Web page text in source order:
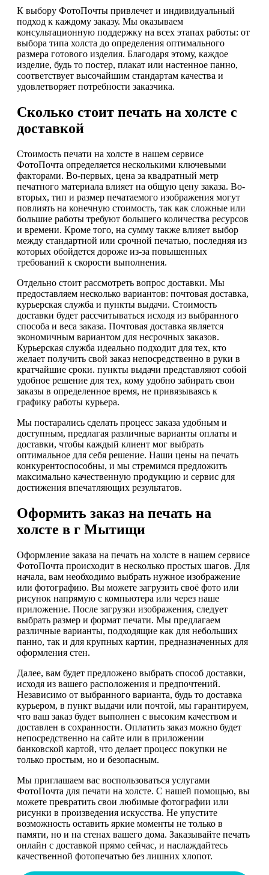
К выбору ФотоПочты привлечет и индивидуальный
подход к каждому заказу. Мы оказываем
консультационную поддержку на всех этапах работы: от
выбора типа холста до определения оптимального
размера готового изделия. Благодаря этому, каждое
изделие, будь то постер, плакат или настенное панно,
соответствует высочайшим стандартам качества и
удовлетворяет потребности заказчика.
Сколько стоит печать на холсте с
доставкой
Стоимость печати на холсте в нашем сервисе
ФотоПочта определяется несколькими ключевыми
факторами. Во-первых, цена за квадратный метр
печатного материала влияет на общую цену заказа. Во-
вторых, тип и размер печатаемого изображения могут
повлиять на конечную стоимость, так как сложные или
большие работы требуют большего количества ресурсов
и времени. Кроме того, на сумму также влияет выбор
между стандартной или срочной печатью, последняя из
которых обойдется дороже из-за повышенных
требований к скорости выполнения.
Отдельно стоит рассмотреть вопрос доставки. Мы
предоставляем несколько вариантов: почтовая доставка,
курьерская служба и пункты выдачи. Стоимость
доставки будет рассчитываться исходя из выбранного
способа и веса заказа. Почтовая доставка является
экономичным вариантом для несрочных заказов.
Курьерская служба идеально подходит для тех, кто
желает получить свой заказ непосредственно в руки в
кратчайшие сроки. пункты выдачи представляют собой
удобное решение для тех, кому удобно забирать свои
заказы в определенное время, не привязываясь к
графику работы курьера.
Мы постарались сделать процесс заказа удобным и
доступным, предлагая различные варианты оплаты и
доставки, чтобы каждый клиент мог выбрать
оптимальное для себя решение. Наши цены на печать
конкурентоспособны, и мы стремимся предложить
максимально качественную продукцию и сервис для
достижения впечатляющих результатов.
Оформить заказ на печать на
холсте в г Мытищи
Оформление заказа на печать на холсте в нашем сервисе
ФотоПочта происходит в несколько простых шагов. Для
начала, вам необходимо выбрать нужное изображение
или фотографию. Вы можете загрузить своё фото или
рисунок напрямую с компьютера или через наше
приложение. После загрузки изображения, следует
выбрать размер и формат печати. Мы предлагаем
различные варианты, подходящие как для небольших
панно, так и для крупных картин, предназначенных для
оформления стен.
Далее, вам будет предложено выбрать способ доставки,
исходя из вашего расположения и предпочтений.
Независимо от выбранного варианта, будь то доставка
курьером, в пункт выдачи или почтой, мы гарантируем,
что ваш заказ будет выполнен с высоким качеством и
доставлен в сохранности. Оплатить заказ можно будет
непосредственно на сайте или в приложении
банковской картой, что делает процесс покупки не
только простым, но и безопасным.
Мы приглашаем вас воспользоваться услугами
ФотоПочта для печати на холсте. С нашей помощью, вы
можете превратить свои любимые фотографии или
рисунки в произведения искусства. Не упустите
возможность оставить яркие моменты не только в
памяти, но и на стенах вашего дома. Заказывайте печать
онлайн с доставкой прямо сейчас, и наслаждайтесь
качественной фотопечатью без лишних хлопот.